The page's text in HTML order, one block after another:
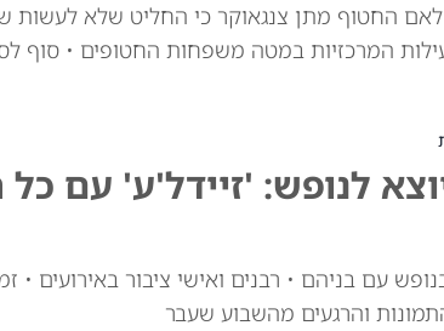
לאם החטוף מתן צנגאוקר כי החליט שלא לעשות
המרכזיות במטה משפחות החטופים • סוף
לנופש: 'זיידל'ע' עם
עם בניהם • רבנים ואישי ציבור באירועים •
והרגעים מהשבוע שעבר